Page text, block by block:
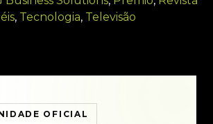
, Tecnologia, Televisão
OFICIAL